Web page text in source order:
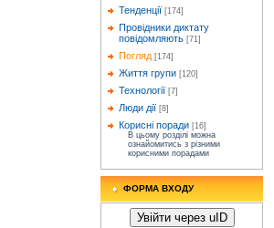
Тенденції [174]
Провідники диктату
повідомляють [71]
Погляд [174]
Життя групи [120]
Технології [7]
Люди дії [8]
Корисні поради [16]
В цьому розділі можна
ознайомитись з різними
корисними порадами
ФОРМА ВХОДУ
Увійти через uID